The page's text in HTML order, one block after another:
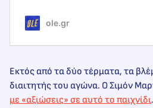
ole.gr
Εκτός από τα δύο τέρματα, τα
διαιτητής του αγώνα. Ο Σιμόν
με «αξιώσεις» σε αυτό το παιχνίδι.